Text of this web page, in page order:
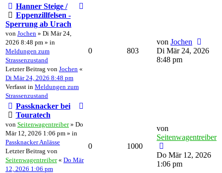
Hanner Steige /
Eppenzillfelsen -
Sperrung ab Urach
von Jochen » Di Mär 24,
2026 8:48 pm » in
Meldungen zum
Strassenzustand
Letzter Beitrag von Jochen «
Di Mär 24, 2026 8:48 pm
Verfasst in Meldungen zum
Strassenzustand
0 803
von Jochen
Di Mär 24, 2026
8:48 pm
Passknacker bei
Touratech
von Seitenwagentreiber» Do
Mär 12, 2026 1:06 pm » in
Passknacker Anlässe
Letzter Beitrag von
Seitenwagentreiber« Do Mär
12, 2026 1:06 pm
0 1000
von
Seitenwagentreiber
Do Mär 12, 2026
1:06 pm